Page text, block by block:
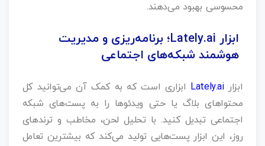
محسوسی بهبود می‌دهند.
ابزار Lately.ai؛ برنامه‌ریزی و مدیریت
هوشمند شبکه‌های اجتماعی
ابزارLately.ai ابزاری است که به کمک آن می‌توانید کل
محتواهای بلاگ یا حتی ویدئوها را به پست‌های شبکه
اجتماعی تبدیل کنید. با تحلیل لحن، مخاطب و ترندهای
روز، این ابزار پست‌هایی تولید می‌کند که بیشترین تعامل